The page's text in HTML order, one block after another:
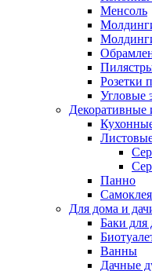
Менсоль
Розетки
Угловые
Декоративные
Панно
Для дома и
Баки для
Ванны
Дачные